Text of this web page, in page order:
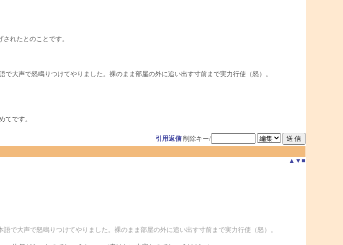
れたとのことです。
大声で怒鳴りつけてやりました。裸のまま部屋の外に追い出す寸前まで実力行使（怒）。
てです。
引用返信 削除キー/
▲ ▼ ■
で大声で怒鳴りつけてやりました。裸のまま部屋の外に追い出す寸前まで実力行使（怒）。